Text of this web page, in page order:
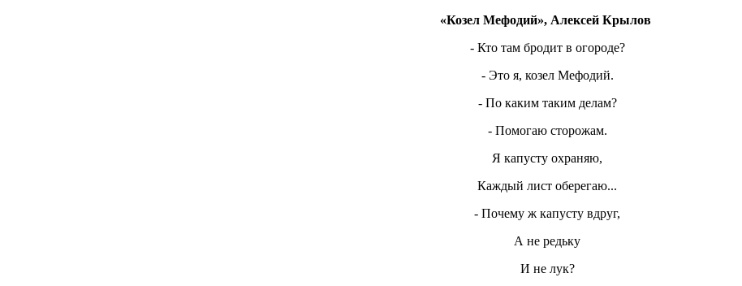
«Козел Мефодий», Алексей Крылов
- Кто там бродит в огороде?
- Это я, козел Мефодий.
- По каким таким делам?
- Помогаю сторожам.
Я капусту охраняю,
Каждый лист оберегаю...
- Почему ж капусту вдруг,
А не редьку
И не лук?